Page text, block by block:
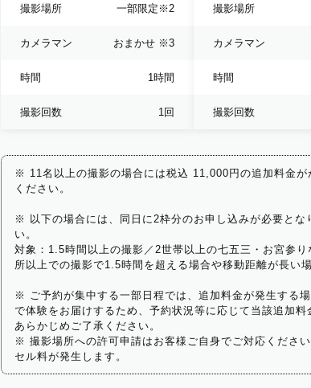
撮影場所 一部限定 ※2
カメラマン おまかせ ※3
時間 1時間
撮影回数 1回
撮影場所
カメラマン
時間
撮影回数
※ 11名以上の撮影の場合には税込 11,000円の追加料金
ください。
※ 以下の場合には、同日に2枠分のお申し込みが必要と
い。
対象：1.5時間以上の撮影／2世帯以上の七五三・お宮参
所以上での撮影で1.5時間を超える場合や移動距離が長い
※ ご予約が集中する一部日程では、追加料金が発生する
で体験をお届けするため、予約状況等に応じて当該追加
あらかじめご了承ください。
※ 撮影場所への許可申請はお客様ご自身でご対応くださ
セル料が発生します。